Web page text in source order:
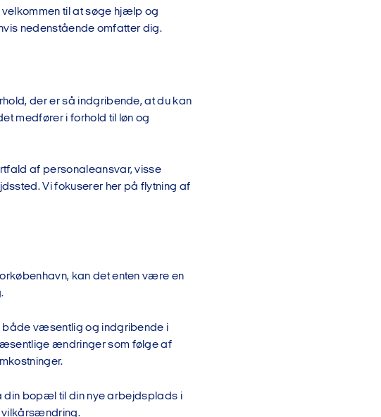
til at søge hjælp og
nedenstående omfatter dig.
der er så indgribende, at du kan
medfører i forhold til løn og
af personaleansvar, visse
Vi fokuserer her på flytning af
kan det enten være en
både væsentlig og indgribende i
ændringer som følge af
din bopæl til din nye arbejdsplads i
vilkårsændring.